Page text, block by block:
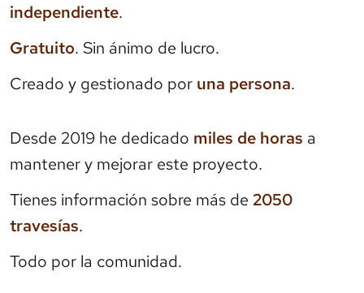
independiente.
Gratuito. Sin ánimo de lucro.
Creado y gestionado por una persona.
Desde 2019 he dedicado miles de horas a
mantener y mejorar este proyecto.
Tienes información sobre más de 2050
travesías.
Todo por la comunidad.